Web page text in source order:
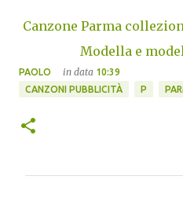
Canzone Parma
Modella e
PAOLO in data 10:39
CANZONI PUBBLICITÀ
P